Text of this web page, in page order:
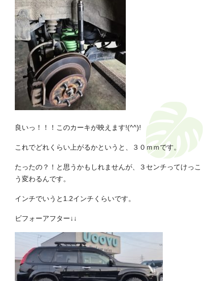
良いっ！！！このカーキが映えます!(^^)!
これでどれくらい上がるかというと、３０ｍｍです。
たったの？！と思うかもしれませんが、３センチってけっこ
う変わるんです。
インチでいうと1.2インチくらいです。
ビフォーアフター↓↓